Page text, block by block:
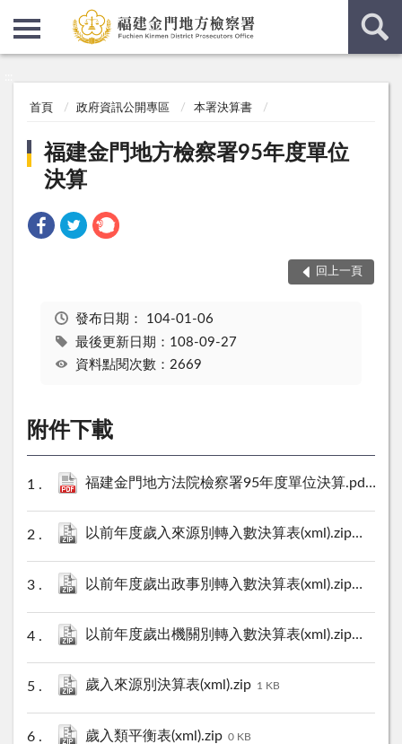
首頁 政府資訊公開專區 本署決算書
福建金門地方檢察署95年度單位
決算
回上一頁
發布日期： 104-01-06
最後更新日期：108-09-27
資料點閱次數：2669
附件下載
福建金門地方法院檢察署95年度單位決算.pdf
以前年度歲入來源別轉入數決算表(xml).zip 0 KB
以前年度歲出政事別轉入數決算表(xml).zip 0 KB
以前年度歲出機關別轉入數決算表(xml).zip 0 KB
歲入來源別決算表(xml).zip 1 KB
歲入類平衡表(xml).zip 0 KB